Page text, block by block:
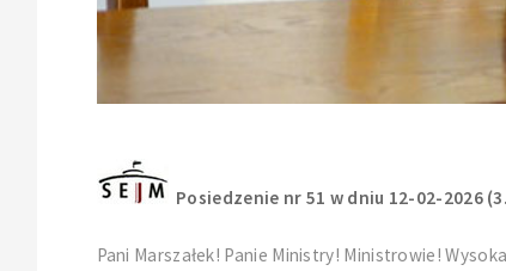
Posiedzenie nr 51 w dniu 12-02-2026
Pani Marszałek! Panie Ministry! Ministrowie!